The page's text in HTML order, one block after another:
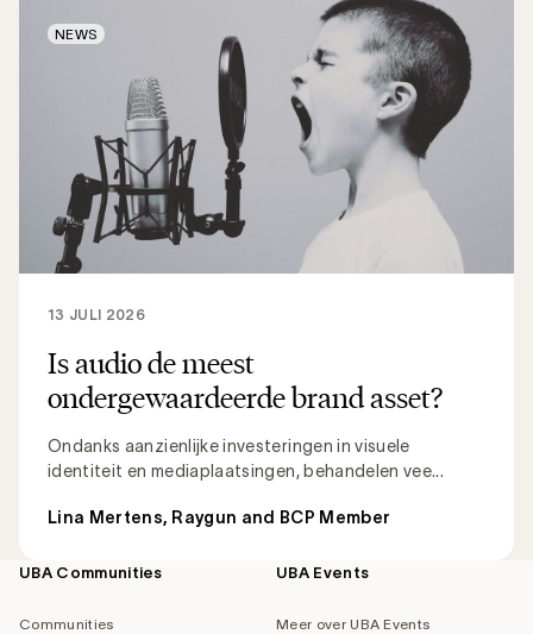
Is audio de meest
ondergewaardeerde brand asset?
Ondanks aanzienlijke investeringen in visuele
identiteit en mediaplaatsingen, behandelen vee...
13 JULI 2026
Lina Mertens, Raygun and BCP Member
NEWS
Footer
UBA Communities
Communities
UBA Events
Meer over UBA Events